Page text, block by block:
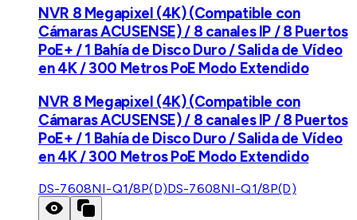
NVR 8 Megapixel (4K) (Compatible con
Cámaras ACUSENSE) / 8 canales IP / 8 Puertos
PoE+ / 1 Bahía de Disco Duro / Salida de Vídeo
en 4K / 300 Metros PoE Modo Extendido
NVR 8 Megapixel (4K) (Compatible con
Cámaras ACUSENSE) / 8 canales IP / 8 Puertos
PoE+ / 1 Bahía de Disco Duro / Salida de Vídeo
en 4K / 300 Metros PoE Modo Extendido
DS-7608NI-Q1/8P(D)DS-7608NI-Q1/8P(D)